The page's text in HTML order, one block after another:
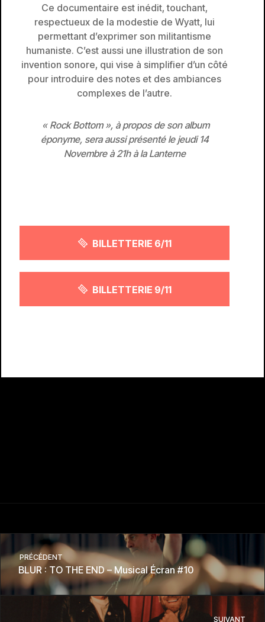
Ce documentaire est inédit, touchant,
respectueux de la modestie de Wyatt, lui
permettant d’exprimer son militantisme
humaniste. C’est aussi une illustration de son
invention sonore, qui vise à simplifier d’un côté
pour introduire des notes et des ambiances
complexes de l’autre.
« Rock Bottom », à propos de son album
éponyme, sera aussi présenté le jeudi 14
Novembre à 21h à la Lanterne
BILLETTERIE 6/11
BILLETTERIE 9/11
PRÉCÉDENT
BLUR : TO THE END – Musical Écran #10
SUIVANT